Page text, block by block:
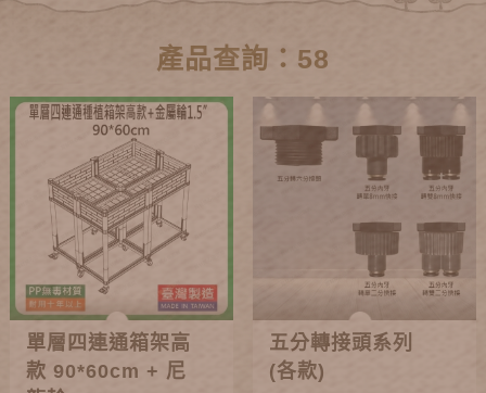
產品查詢：58
單層四連通箱架高
款 90*60cm + 尼
五分轉接頭系列
(各款)